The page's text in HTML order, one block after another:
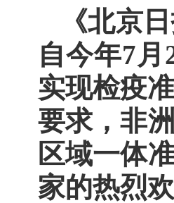
《北京
自今年7
实现检疫
要求，非
区域一体
家的热烈